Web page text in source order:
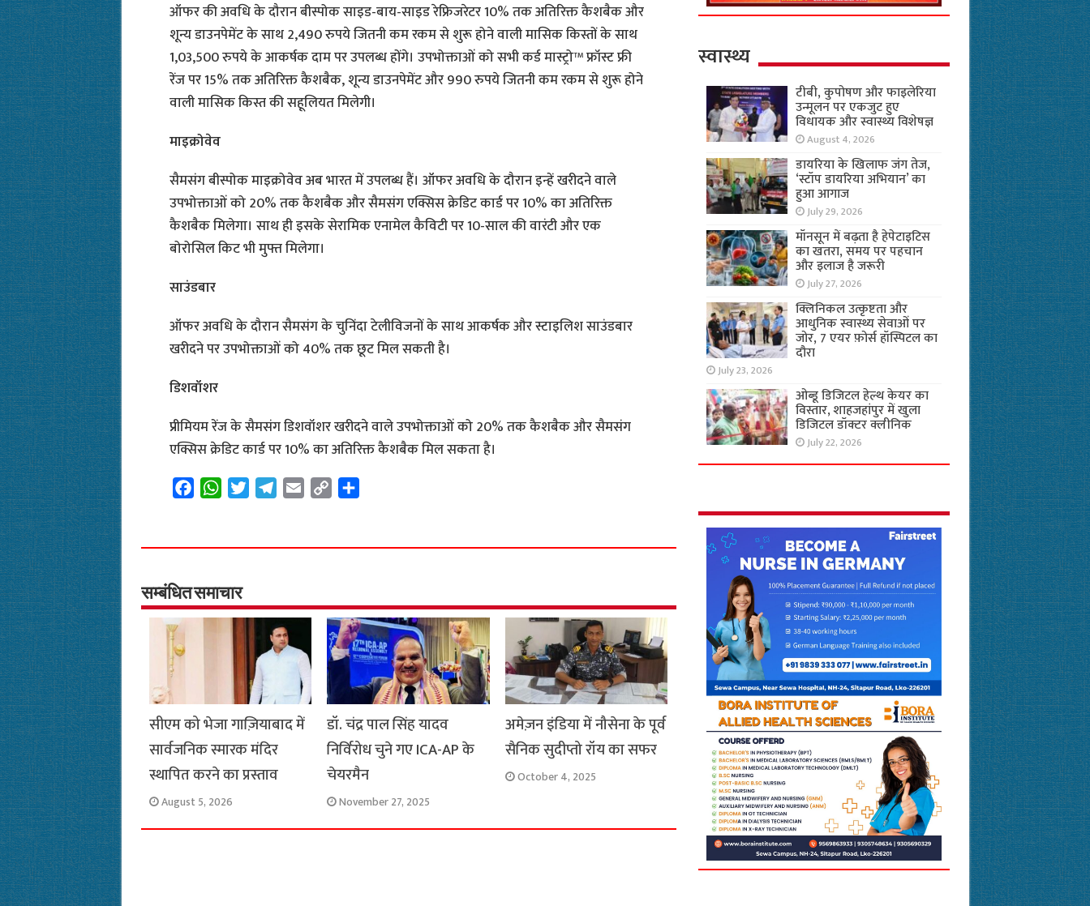
ऑफर की अवधि के दौरान बीस्पोक साइड-बाय-साइड रेफ्रिजरेटर 10% तक अतिरिक्त कैशबैक और
शून्य डाउनपेमेंट के साथ 2,490 रुपये जितनी कम रकम से शुरू होने वाली मासिक किस्तों के साथ
1,03,500 रुपये के आकर्षक दाम पर उपलब्ध होंगे। उपभोक्ताओं को सभी कर्ड मास्ट्रो™ फ्रॉस्ट फ्री
रेंज पर 15% तक अतिरिक्त कैशबैक, शून्य डाउनपेमेंट और 990 रुपये जितनी कम रकम से शुरू होने
वाली मासिक किस्त की सहूलियत मिलेगी।
माइक्रोवेव
सैमसंग बीस्पोक माइक्रोवेव अब भारत में उपलब्ध हैं। ऑफर अवधि के दौरान इन्हें खरीदने वाले
उपभोक्ताओं को 20% तक कैशबैक और सैमसंग एक्सिस क्रेडिट कार्ड पर 10% का अतिरिक्त
कैशबैक मिलेगा। साथ ही इसके सेरामिक एनामेल कैविटी पर 10-साल की वारंटी और एक
बोरोसिल किट भी मुफ्त मिलेगा।
साउंडबार
ऑफर अवधि के दौरान सैमसंग के चुनिंदा टेलीविजनों के साथ आकर्षक और स्टाइलिश साउंडबार
खरीदने पर उपभोक्ताओं को 40% तक छूट मिल सकती है।
डिशवॉशर
प्रीमियम रेंज के सैमसंग डिशवॉशर खरीदने वाले उपभोक्ताओं को 20% तक कैशबैक और सैमसंग
एक्सिस क्रेडिट कार्ड पर 10% का अतिरिक्त कैशबैक मिल सकता है।
e
o
o
W
t
A
p
p
t
r
e
a
m
i
y
n
k
r
सम्बंधित समाचार
सीएम को भेजा गाज़ियाबाद में
सार्वजनिक स्मारक मंदिर
स्थापित करने का प्रस्ताव
August 5, 2026
डॉ. चंद्र पाल सिंह यादव
निर्विरोध चुने गए ICA-AP के
चेयरमैन
November 27, 2025
अमेज़न इंडिया में नौसेना के पूर्व
सैनिक सुदीप्तो रॉय का सफर
October 4, 2025
स्वास्थ्य
टीबी, कुपोषण और फाइलेरिया
उन्मूलन पर एकजुट हुए
विधायक और स्वास्थ्य विशेषज्ञ
August 4, 2026
डायरिया के खिलाफ जंग तेज,
‘स्टॉप डायरिया अभियान’ का
हुआ आगाज
July 29, 2026
मॉनसून में बढ़ता है हेपेटाइटिस
का खतरा, समय पर पहचान
और इलाज है जरूरी
July 27, 2026
क्लिनिकल उत्कृष्टता और
आधुनिक स्वास्थ्य सेवाओं पर
जोर, 7 एयर फ़ोर्स हॉस्पिटल का
दौरा
July 23, 2026
ओब्डू डिजिटल हेल्थ केयर का
विस्तार, शाहजहांपुर में खुला
डिजिटल डॉक्टर क्लीनिक
July 22, 2026